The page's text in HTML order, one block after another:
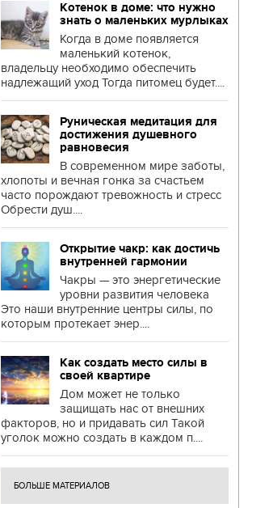
Котенок в доме: что нужно
знать о маленьких мурлыках
Когда в доме появляется
маленький котенок,
владельцу необходимо обеспечить
надлежащий уход Тогда питомец будет....
Руническая медитация для
достижения душевного
равновесия
В современном мире заботы,
хлопоты и вечная гонка за счастьем
часто порождают тревожность и стресс
Обрести душ....
Открытие чакр: как достичь
внутренней гармонии
Чакры — это энергетические
уровни развития человека
Это наши внутренние центры силы, по
которым протекает энер....
Как создать место силы в
своей квартире
Дом может не только
защищать нас от внешних
факторов, но и придавать сил Такой
уголок можно создать в каждом п....
БОЛЬШЕ МАТЕРИАЛОВ